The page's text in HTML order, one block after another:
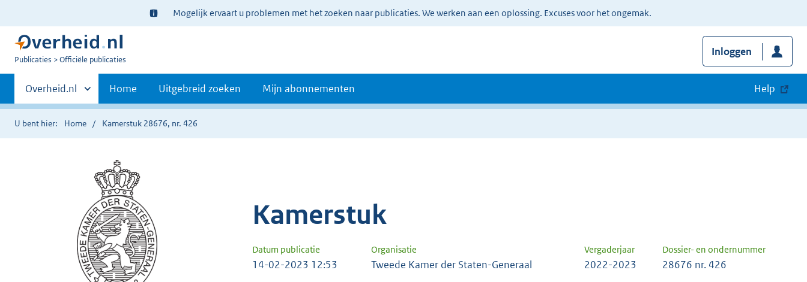
Ter
informatie:
Mogelijk ervaart u problemen met het zoeken naar publicaties. We werken aan een oplossing. Excuses voor het ongemak.
U
Publicaties Officiële publicaties
Inloggen
Primaire
navigatie
Andere
sites
binnen
Overheid.nl Home Uitgebreid zoeken Mijn abonnementen Help
U bent hier: Home Kamerstuk 28676, nr. 426
Kamerstuk
Datum publicatie Organisatie Vergaderjaar Dossier- en ondernummer
14-02-2023 12:53 Tweede Kamer der Staten-Generaal 2022-2023 28676 nr. 426